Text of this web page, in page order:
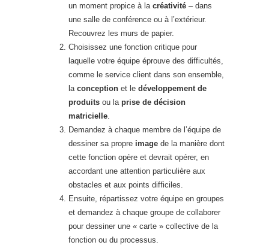
un moment propice à la créativité – dans
une salle de conférence ou à l’extérieur.
Recouvrez les murs de papier.
Choisissez une fonction critique pour
laquelle votre équipe éprouve des difficultés,
comme le service client dans son ensemble,
la conception et le développement de
produits ou la prise de décision
matricielle
Demandez à chaque membre de l’équipe de
dessiner sa propre image de la manière dont
cette fonction opère et devrait opérer, en
accordant une attention particulière aux
obstacles et aux points difficiles.
Ensuite, répartissez votre équipe en groupes
et demandez à chaque groupe de collaborer
pour dessiner une « carte » collective de la
fonction ou du processus.